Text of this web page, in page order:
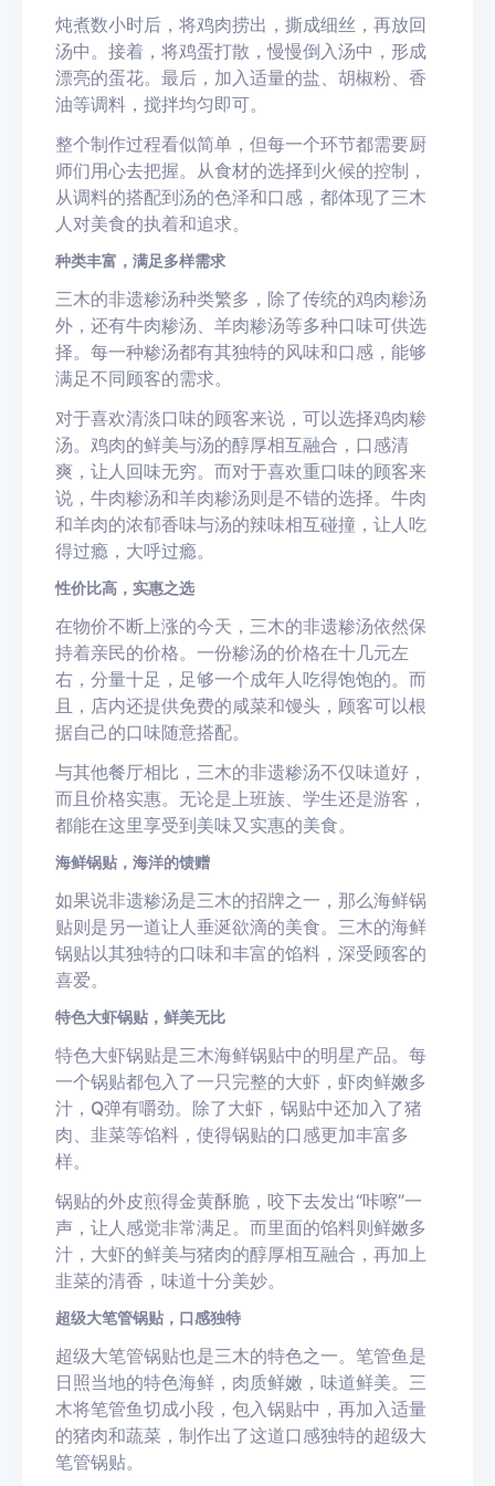
炖煮数小时后，将鸡肉捞出，撕成细丝，再放回
汤中。接着，将鸡蛋打散，慢慢倒入汤中，形成
漂亮的蛋花。最后，加入适量的盐、胡椒粉、香
油等调料，搅拌均匀即可。
整个制作过程看似简单，但每一个环节都需要厨
师们用心去把握。从食材的选择到火候的控制，
从调料的搭配到汤的色泽和口感，都体现了三木
人对美食的执着和追求。
种类丰富，满足多样需求
三木的非遗糁汤种类繁多，除了传统的鸡肉糁汤
外，还有牛肉糁汤、羊肉糁汤等多种口味可供选
择。每一种糁汤都有其独特的风味和口感，能够
满足不同顾客的需求。
对于喜欢清淡口味的顾客来说，可以选择鸡肉糁
汤。鸡肉的鲜美与汤的醇厚相互融合，口感清
爽，让人回味无穷。而对于喜欢重口味的顾客来
说，牛肉糁汤和羊肉糁汤则是不错的选择。牛肉
和羊肉的浓郁香味与汤的辣味相互碰撞，让人吃
得过瘾，大呼过瘾。
性价比高，实惠之选
在物价不断上涨的今天，三木的非遗糁汤依然保
持着亲民的价格。一份糁汤的价格在十几元左
右，分量十足，足够一个成年人吃得饱饱的。而
且，店内还提供免费的咸菜和馒头，顾客可以根
据自己的口味随意搭配。
与其他餐厅相比，三木的非遗糁汤不仅味道好，
而且价格实惠。无论是上班族、学生还是游客，
都能在这里享受到美味又实惠的美食。
海鲜锅贴，海洋的馈赠
如果说非遗糁汤是三木的招牌之一，那么海鲜锅
贴则是另一道让人垂涎欲滴的美食。三木的海鲜
锅贴以其独特的口味和丰富的馅料，深受顾客的
喜爱。
特色大虾锅贴，鲜美无比
特色大虾锅贴是三木海鲜锅贴中的明星产品。每
一个锅贴都包入了一只完整的大虾，虾肉鲜嫩多
汁，Q弹有嚼劲。除了大虾，锅贴中还加入了猪
肉、韭菜等馅料，使得锅贴的口感更加丰富多
样。
锅贴的外皮煎得金黄酥脆，咬下去发出“咔嚓”一
声，让人感觉非常满足。而里面的馅料则鲜嫩多
汁，大虾的鲜美与猪肉的醇厚相互融合，再加上
韭菜的清香，味道十分美妙。
超级大笔管锅贴，口感独特
超级大笔管锅贴也是三木的特色之一。笔管鱼是
日照当地的特色海鲜，肉质鲜嫩，味道鲜美。三
木将笔管鱼切成小段，包入锅贴中，再加入适量
的猪肉和蔬菜，制作出了这道口感独特的超级大
笔管锅贴。